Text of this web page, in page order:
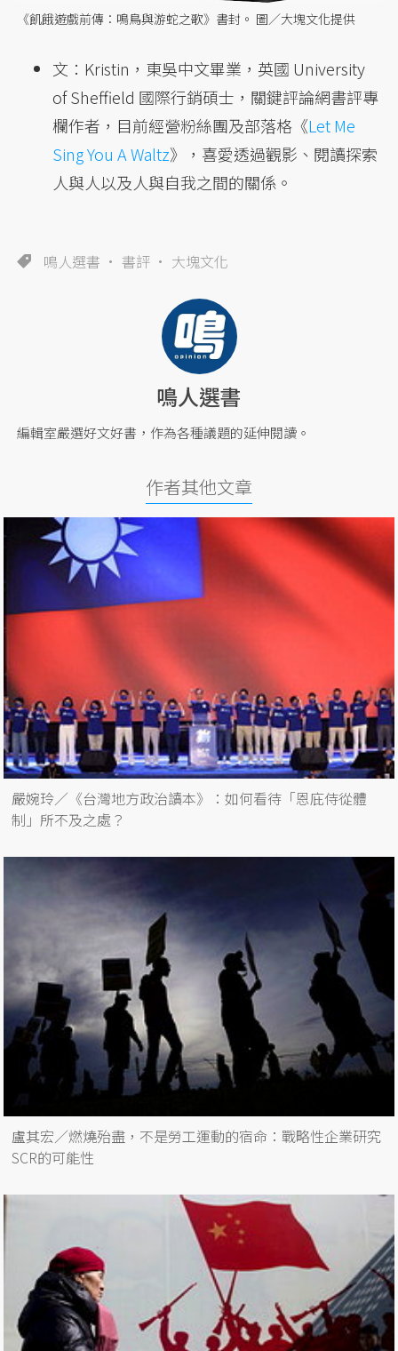
《飢餓遊戲前傳：鳴鳥與游蛇之歌》書封。 圖／大塊文化提供
文：Kristin，東吳中文畢業，英國 University
of Sheffield 國際行銷碩士，關鍵評論網書評專
欄作者，目前經營粉絲團及部落格《Let Me
Sing You A Waltz》，喜愛透過觀影、閱讀探索
人與人以及人與自我之間的關係。
鳴人選書 書評 大塊文化
鳴人選書
編輯室嚴選好文好書，作為各種議題的延伸閱讀。
作者其他文章
嚴婉玲／《台灣地方政治讀本》：如何看待「恩庇侍從體
制」所不及之處？
盧其宏／燃燒殆盡，不是勞工運動的宿命：戰略性企業研究
SCR的可能性